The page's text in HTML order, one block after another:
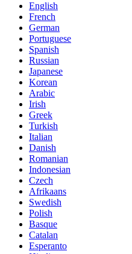
English
French
German
Portuguese
Spanish
Russian
Japanese
Korean
Arabic
Irish
Greek
Turkish
Italian
Danish
Romanian
Indonesian
Czech
Afrikaans
Swedish
Polish
Basque
Catalan
Esperanto